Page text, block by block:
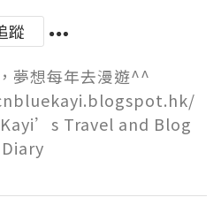
蹤
夢想每年去漫遊^^
Travel and Blog
Diary